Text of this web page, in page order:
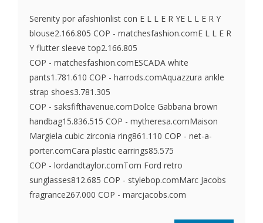
Serenity por afashionlist con E L L E R YE L L E R Y
blouse2.166.805 COP - matchesfashion.comE L L E R
Y flutter sleeve top2.166.805
COP - matchesfashion.comESCADA white
pants1.781.610 COP - harrods.comAquazzura ankle
strap shoes3.781.305
COP - saksfifthavenue.comDolce Gabbana brown
handbag15.836.515 COP - mytheresa.comMaison
Margiela cubic zirconia ring861.110 COP - net-a-
porter.comCara plastic earrings85.575
COP - lordandtaylor.comTom Ford retro
sunglasses812.685 COP - stylebop.comMarc Jacobs
fragrance267.000 COP - marcjacobs.com